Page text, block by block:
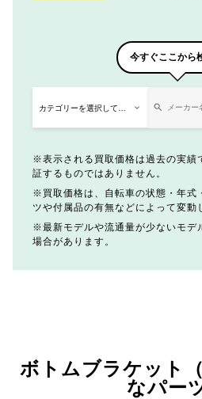
今すぐここから
表示される買取価格は過去の実績
証するものではありません。
買取価格は、自転車の状態・年式
ツや付属品の有無などによって変動
最新モデルや流通量が少ないモデ
場合があります。
ボトムブラケット
なパー